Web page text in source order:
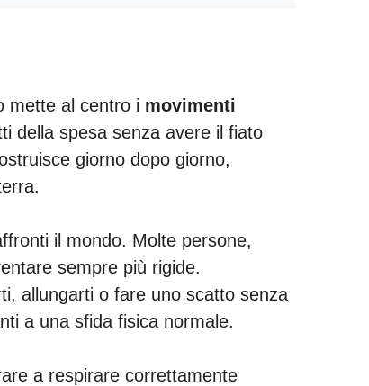
mette al centro i movimenti
della spesa senza avere il fiato
giorno dopo giorno,
il mondo. Molte persone,
sempre più rigide.
allungarti o fare uno scatto senza
a una sfida fisica normale.
a respirare correttamente